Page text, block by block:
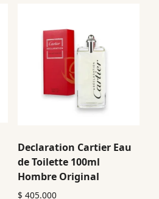
Declaration Cartier Eau
de Toilette 100ml
Hombre Original
$ 405.000